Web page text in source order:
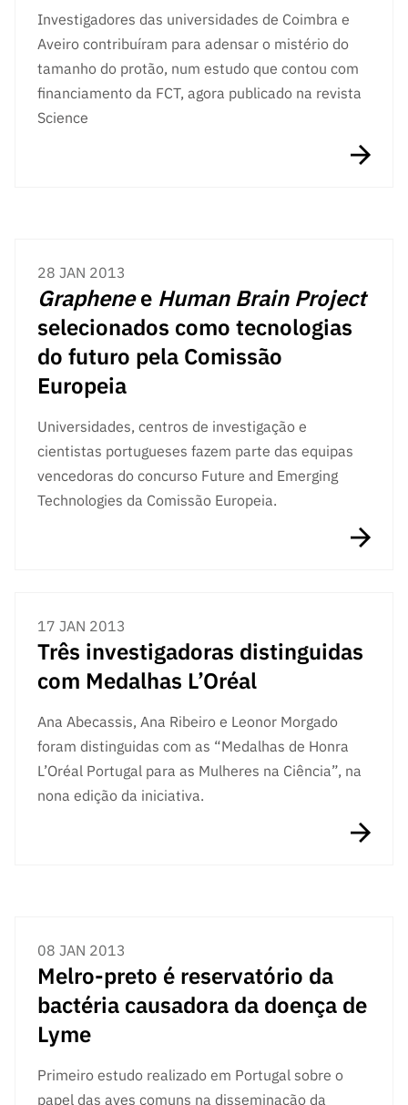
Investigadores das universidades de Coimbra e
Aveiro contribuíram para adensar o mistério do
tamanho do protão, num estudo que contou com
financiamento da FCT, agora publicado na revista
Science
28 JAN 2013
Graphenee Human Brain Project
selecionados como tecnologias
do futuro pela Comissão
Europeia
Universidades, centros de investigação e
cientistas portugueses fazem parte das equipas
vencedoras do concurso Future and Emerging
Technologies da Comissão Europeia.
17 JAN 2013
Três investigadoras distinguidas
com Medalhas L’Oréal
Ana Abecassis, Ana Ribeiro e Leonor Morgado
foram distinguidas com as “Medalhas de Honra
L’Oréal Portugal para as Mulheres na Ciência”, na
nona edição da iniciativa.
08 JAN 2013
Melro-preto é reservatório da
bactéria causadora da doença de
Lyme
Primeiro estudo realizado em Portugal sobre o
papel das aves comuns na disseminação da